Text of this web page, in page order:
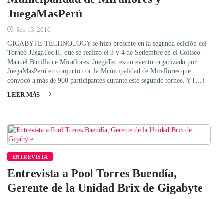
JuegaMasPerú
Sep 13, 2016
GIGABYTE TECHNOLOGY se hizo presente en la segunda edición del
Torneo JuegaTec II, que se realizó el 3 y 4 de Setiembre en el Coliseo
Manuel Bonilla de Miraflores. JuegaTec es un evento organizado por
JuegaMasPerú en conjunto con la Municipalidad de Miraflores que
convocó a más de 900 participantes durante este segundo torneo. Y […]
LEER MÁS
ENTREVISTA
Entrevista a Pool Torres Buendía,
Gerente de la Unidad Brix de Gigabyte